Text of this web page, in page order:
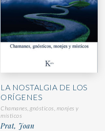
LA NOSTALGIA DE LOS
ORÍGENES
Chamanes, gnósticos, monjes y
místicos
Prat, Joan